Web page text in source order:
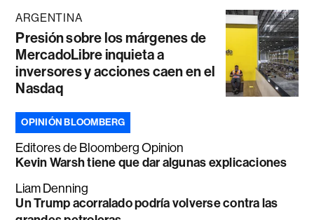
ARGENTINA
Presión sobre los márgenes de
MercadoLibre inquieta a
inversores y acciones caen en el
Nasdaq
OPINIÓN BLOOMBERG
Editores de Bloomberg Opinion
Kevin Warsh tiene que dar algunas explicaciones
Liam Denning
Un Trump acorralado podría volverse contra las